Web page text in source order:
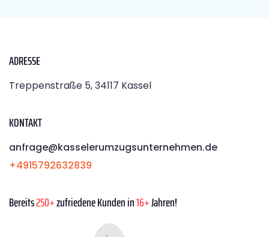
ADRESSE
Treppenstraße 5, 34117 Kassel
KONTAKT
anfrage@kasselerumzugsunternehmen.de
+4915792632839
Bereits250+zufriedene Kunden in16+Jahren!